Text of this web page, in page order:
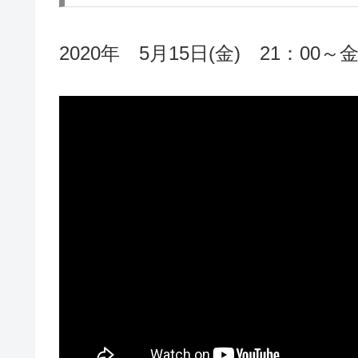
2020年 5月15日(金) 21：00～